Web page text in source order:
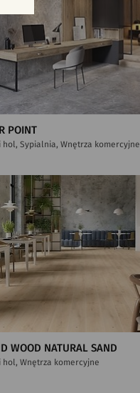
POINT
hol, Sypialnia, Wnętrza komercyjne
WOOD NATURAL SAND
hol, Wnętrza komercyjne